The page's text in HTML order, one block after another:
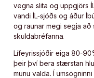
vegna slita og uppgjörs
vandi ÍL-sjóðs og áður
og raunar megi segja
skuldabréfanna.
Lífeyrissjóðir eiga 80-
þeir því bera stærstan
munu valda. Í